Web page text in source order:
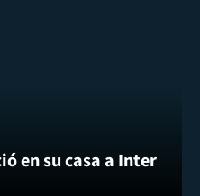
en su casa a Inter